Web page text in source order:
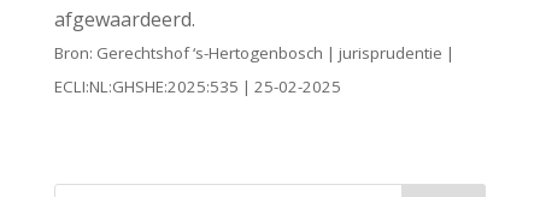
afgewaardeerd.
Bron: Gerechtshof ‘s-Hertogenbosch | jurisprudentie |
ECLI:NL:GHSHE:2025:535 | 25-02-2025